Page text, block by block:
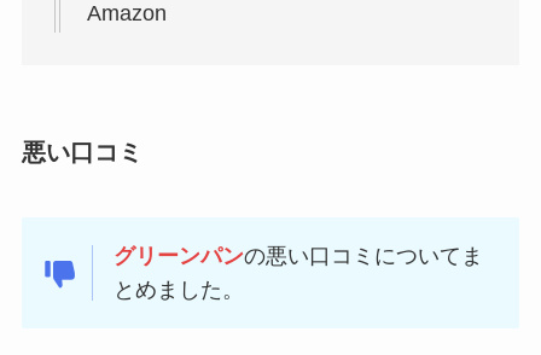
Amazon
悪い口コミ
グリーンパンの悪い口コミについてま
とめました。